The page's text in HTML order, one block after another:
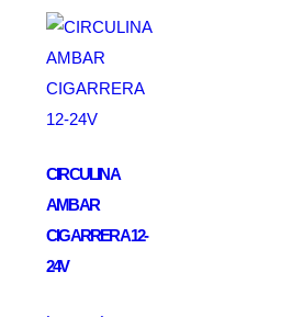
CIRCULINA
AMBAR
CIGARRERA 12-
24V